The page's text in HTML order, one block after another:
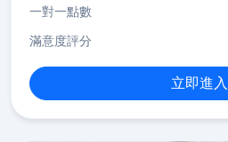
一對一點數
滿意度評分
立即進入